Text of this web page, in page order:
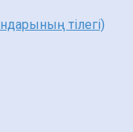
тілегі)